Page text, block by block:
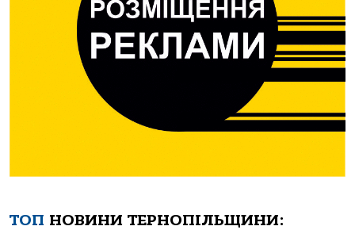
ТОП НОВИНИ ТЕРНОПІЛЬЩИНИ: